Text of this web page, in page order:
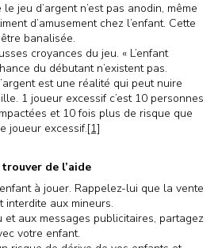
jeu d’argent n’est pas anodin, même
d’amusement chez l’enfant. Cette
banalisée.
croyances du jeu. « L’enfant
du débutant n’existent pas.
est une réalité qui peut nuire
1 joueur excessif c’est 10 personnes
et 10 fois plus de risque que
joueur excessif.[1]
de l’aide
à jouer. Rappelez-lui que la vente
interdite aux mineurs.
et aux messages publicitaires, partagez
votre enfant.